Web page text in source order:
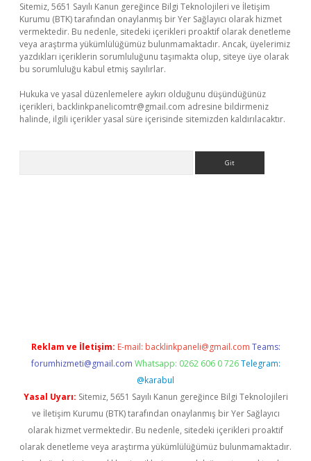
Sitemiz, 5651 Sayılı Kanun gereğince Bilgi Teknolojileri ve İletişim
Kurumu (BTK) tarafından onaylanmış bir Yer Sağlayıcı olarak hizmet
vermektedir. Bu nedenle, sitedeki içerikleri proaktif olarak denetleme
veya araştırma yükümlülüğümüz bulunmamaktadır. Ancak, üyelerimiz
yazdıkları içeriklerin sorumluluğunu taşımakta olup, siteye üye olarak
bu sorumluluğu kabul etmiş sayılırlar.
Hukuka ve yasal düzenlemelere aykırı olduğunu düşündüğünüz
içerikleri, backlinkpanelicomtr@gmail.com adresine bildirmeniz
halinde, ilgili içerikler yasal süre içerisinde sitemizden kaldırılacaktır.
Reklam ve İletişim: E-mail: backlinkpaneli@gmail.com Teams:
forumhizmeti@gmail.com Whatsapp: 0262 606 0 726 Telegram:
@karabul
Yasal Uyarı: Sitemiz, 5651 Sayılı Kanun gereğince Bilgi Teknolojileri
ve İletişim Kurumu (BTK) tarafından onaylanmış bir Yer Sağlayıcı
olarak hizmet vermektedir. Bu nedenle, sitedeki içerikleri proaktif
olarak denetleme veya araştırma yükümlülüğümüz bulunmamaktadır.